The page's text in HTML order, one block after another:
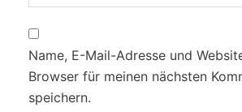
Name, E-Mail-Adresse und
Browser für meinen nächsten
speichern.